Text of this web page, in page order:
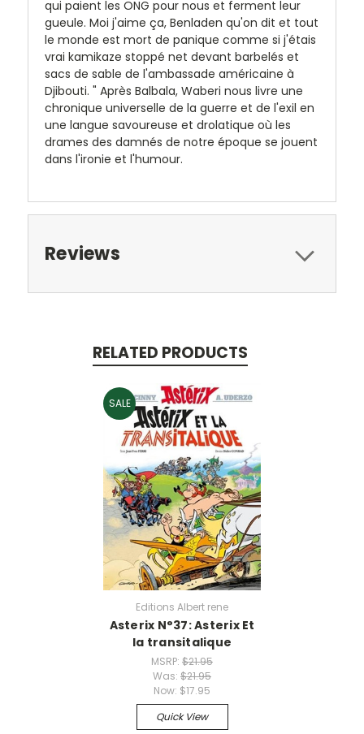
qui paient les ONG pour nous et ferment leur
gueule. Moi j'aime ça, Benladen qu'on dit et tout
le monde est mort de panique comme si j'étais
vrai kamikaze stoppé net devant barbelés et
sacs de sable de l'ambassade américaine à
Djibouti. " Après Balbala, Waberi nous livre une
chronique universelle de la guerre et de l'exil en
une langue savoureuse et drolatique où les
drames des damnés de notre époque se jouent
dans l'ironie et l'humour.
Reviews
RELATED PRODUCTS
SALE
Editions Albert rene
Asterix N°37: Asterix Et
la transitalique
MSRP: $21.95
Was: $21.95
Now: $17.95
Quick View